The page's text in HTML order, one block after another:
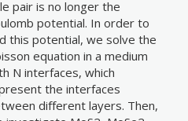
pair is no longer the
potential. In order to
this potential, we solve the
equation in a medium
N interfaces, which
the interfaces
different layers. Then,